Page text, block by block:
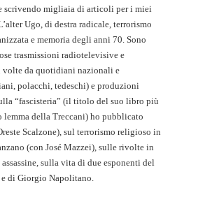
scrivendo migliaia di articoli per i miei
Ugo, di destra radicale, terrorismo
e memoria degli anni 70. Sono
trasmissioni radiotelevisive e
da quotidiani nazionali e
polacchi, tedeschi) e produzioni
“fascisteria” (il titolo del suo libro più
lemma della Treccani) ho pubblicato
Scalzone), sul terrorismo religioso in
(con José Mazzei), sulle rivolte in
sulla vita di due esponenti del
di Giorgio Napolitano.